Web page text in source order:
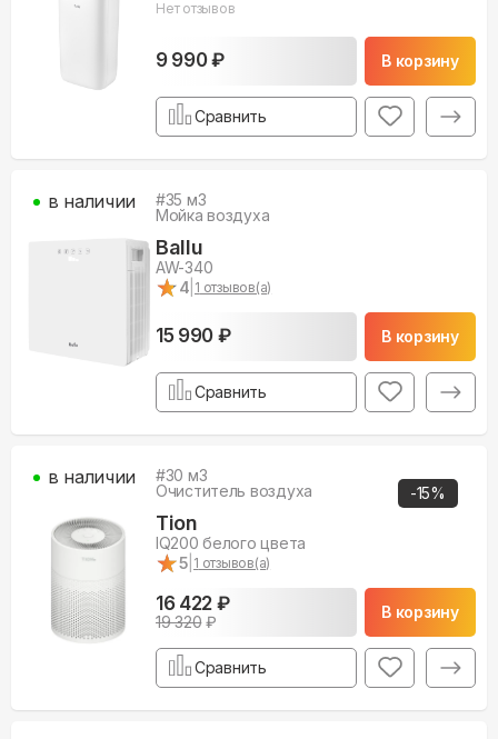
Нет отзывов
9 990 ₽ В корзину
Сравнить
#35 м3
Мойка воздуха
Ballu
AW-340
★
★4 1 отзывов(а)
15 990 ₽ В корзину
в наличии
Сравнить
-15%
#30 м3
Очиститель воздуха
Tion
IQ200 белого цвета
★
★5 1 отзывов(а)
16 422 ₽
19 320₽
В корзину
в наличии
Сравнить